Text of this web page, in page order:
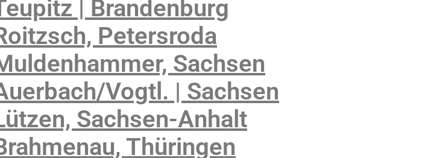
| Brandenburg
Petersroda
Sachsen
Vogtl. | Sachsen
Sachsen-Anhalt
Thüringen